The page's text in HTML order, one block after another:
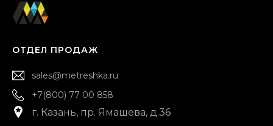
ОТДЕЛ ПРОДАЖ
sales@metreshka.ru
+7(800) 77 00 858
г. Казань, пр. Ямашева, д.36